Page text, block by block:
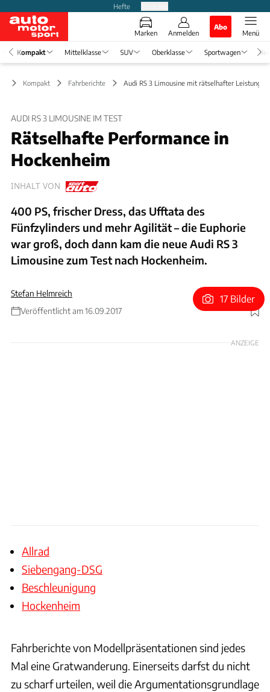
Hefte
Marken Anmelden
Abo
Menü
Kompakt Mittelklasse SUV Oberklasse Sportwagen
Kompakt Fahrberichte Audi RS 3 Limousine mit rätselhafter Leistung
AUDI RS 3 LIMOUSINE IM TEST
Rätselhafte Performance in
Hockenheim
INHALT VON
400 PS, frischer Dress, das Ufftata des
Fünfzylinders und mehr Agilität – die Euphorie
war groß, doch dann kam die neue Audi RS 3
Limousine zum Test nach Hockenheim.
Stefan Helmreich
Veröffentlicht am 16.09.2017
Foto: Rossen Gargolov
17 Bilder
ANZEIGE
Allrad
Siebengang-DSG
Beschleunigung
Hockenheim
Fahrberichte von Modellpräsentationen sind jedes
Mal eine Gratwanderung. Einerseits darfst du nicht
zu scharf urteilen, weil die Argumentationsgrundlage